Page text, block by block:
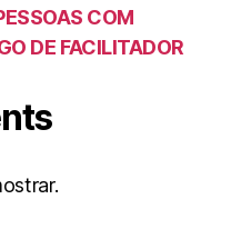
COM
DE FACILITADOR